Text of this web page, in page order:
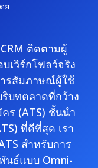
ย
ติดตามผู้
เวิร์กโฟลว์จริง
ารสัมภาษณ์ผู้ใช้
ริบทตลาดที่กว้าง
ร (ATS) ชั้นนำ
ที่ดีที่สุด เรา
สำหรับการ
นธ์แบบ Omni-